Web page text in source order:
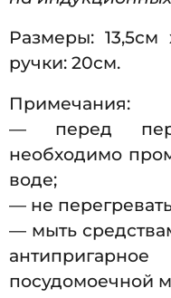
Размеры:
ручки: 20см.
Примечания:
— перед
необходимо
воде;
— не
— мыть
посудомоечной